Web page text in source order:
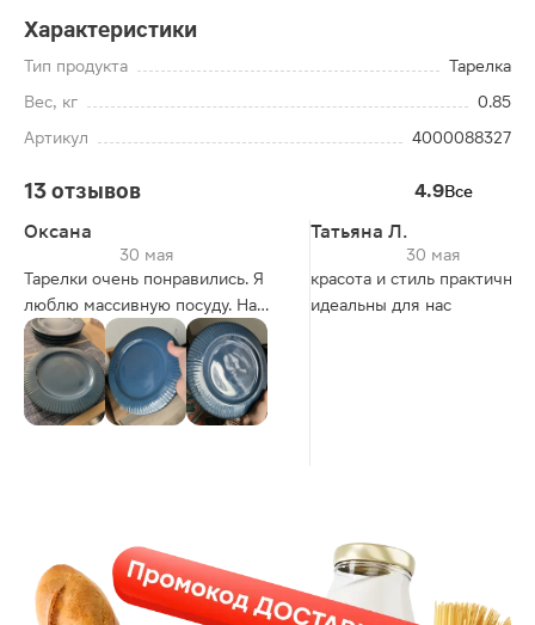
Характеристики
Тип продукта
Тарелка
Вес, кг
0.85
Артикул
4000088327
13 отзывов 4.9Все
Оксана
30 мая
Тарелки очень понравились. Я
люблю массивную посуду. На
первом фото цвет получился
серый, но тарелки синие)). А
цена вообще подарок.
Татьяна Л.
30 мая
красота и стиль практичны
идеальны для нас